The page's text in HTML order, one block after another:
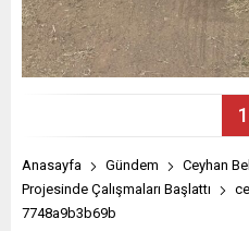
1
Anasayfa Gündem
Ceyhan
Projesinde Çalışmaları Başlattı
7748a9b3b69b